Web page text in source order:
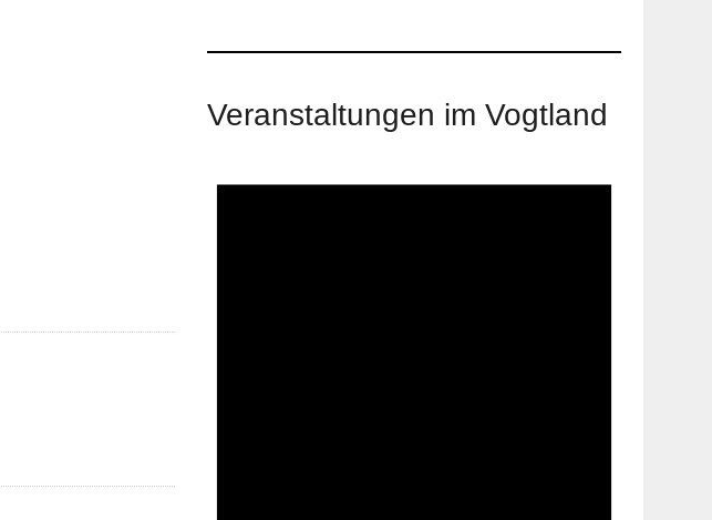
Veranstaltungen im Vogtland